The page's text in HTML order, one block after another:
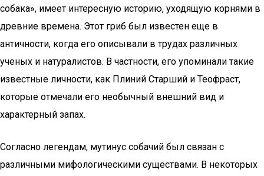
собака», имеет интересную историю, уходящую корнями в
древние времена. Этот гриб был известен еще в
античности, когда его описывали в трудах различных
ученых и натуралистов. В частности, его упоминали такие
известные личности, как Плиний Старший и Теофраст,
которые отмечали его необычный внешний вид и
характерный запах.
Согласно легендам, мутинус собачий был связан с
различными мифологическими существами. В некоторых